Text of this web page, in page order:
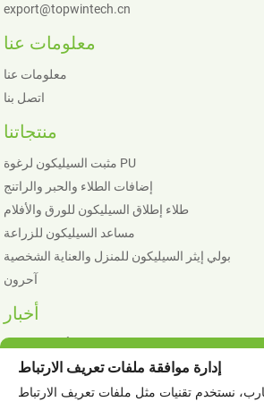
export@topwintech.cn
معلومات عنا
معلومات عنا
اتصل بنا
منتجاتنا
مثبت السيليكون لرغوة PU
إضافات الطلاء والحبر والراتنج
طلاء إطلاق السيليكون للورق والأفلام
مساعد السيليكون للزراعة
بولي إيثر السيليكون للمنزل والعناية الشخصية
آحرون
أخبار
أخبار الصناعة
إدارة موافقة ملفات تعريف الارتباط
نستخدم تقنيات مثل ملفات تعريف الارتباط